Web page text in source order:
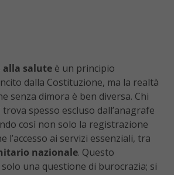
salute è un principio
dalla Costituzione, ma la realtà
senza dimora è ben diversa. Chi
spesso escluso dall’anagrafe
così non solo la registrazione
l’accesso ai servizi essenziali, tra
nazionale. Questo
una questione di burocrazia; si